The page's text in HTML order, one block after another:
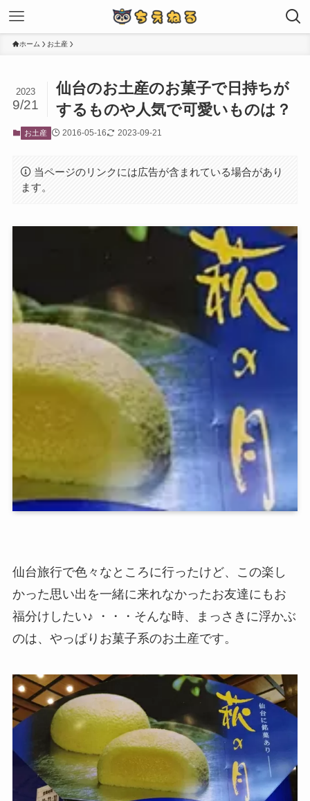
ホーム お土産
仙台のお土産のお菓子で日持ちが
するものや人気で可愛いものは？
2023
9/21
お土産 2016-05-16 2023-09-21
当ページのリンクには広告が含まれている場合があり
ます。
仙台旅行で色々なところに行ったけど、この楽し
かった思い出を一緒に来れなかったお友達にもお
福分けしたい♪ ・・・そんな時、まっさきに浮かぶ
のは、やっぱりお菓子系のお土産です。